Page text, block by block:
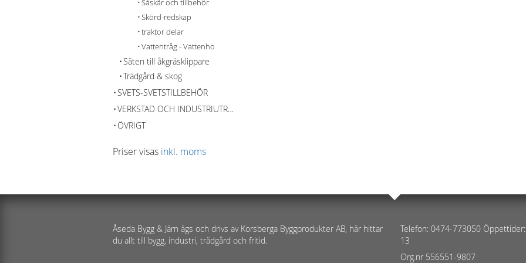
Såskär och tillbehör
Skörd-redskap
traktor delar
Vattentråg - Vattenho
Säten till åkgräsklippare
Trädgård & skog
SVETS-SVETSTILLBEHÖR
VERKSTAD OCH INDUSTRIUTRUSTNING
ÖVRIGT
Priser visas inkl. moms
Åseda Bygg & Järn ägs och drivs av Korsberga Byggprodukter AB, här hittar
du allt till bygg, industri, trädgård och fritid.
Telefon: 0474-773050
13
Org.nr 556551-9807